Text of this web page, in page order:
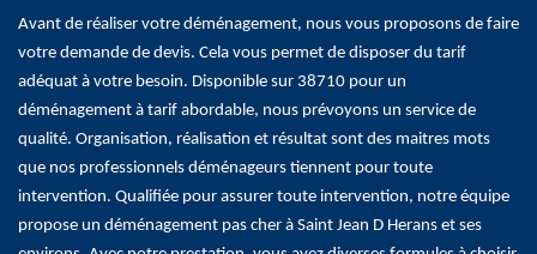
Avant de réaliser votre déménagement, nous vous proposons de faire
votre demande de devis. Cela vous permet de disposer du tarif
adéquat à votre besoin. Disponible sur 38710 pour un
déménagement à tarif abordable, nous prévoyons un service de
qualité. Organisation, réalisation et résultat sont des maitres mots
que nos professionnels déménageurs tiennent pour toute
intervention. Qualifiée pour assurer toute intervention, notre équipe
propose un déménagement pas cher à Saint Jean D Herans et ses